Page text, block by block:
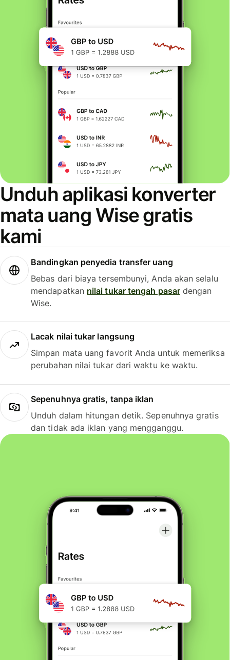
Unduh aplikasi konverter
mata uang Wise gratis
kami
Bandingkan penyedia transfer uang
Bebas dari biaya tersembunyi, Anda akan selalu
mendapatkan nilai tukar tengah pasardengan
Wise.
Lacak nilai tukar langsung
Simpan mata uang favorit Anda untuk memeriksa
perubahan nilai tukar dari waktu ke waktu.
Sepenuhnya gratis, tanpa iklan
Unduh dalam hitungan detik. Sepenuhnya gratis
dan tidak ada iklan yang mengganggu.